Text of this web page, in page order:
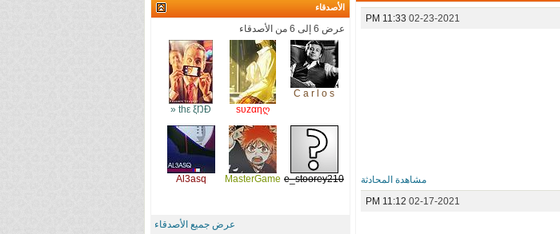
02-23-2021
11:33 PM
مشاهدة المحادثة
02-17-2021
11:12 PM
الأصدقاء
عرض 6 إلى 6 من الأصدقاء
C a r l o s
sυzαηღ
thε ξŊĐ «
love_stoorey210
MasterGame
Al3asq
عرض جميع الأصدقاء